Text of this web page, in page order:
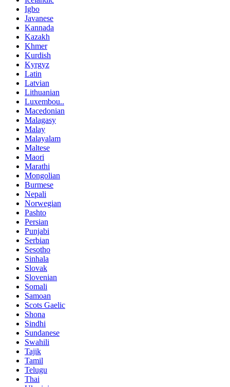
Igbo
Javanese
Kannada
Kazakh
Khmer
Kurdish
Kyrgyz
Latin
Latvian
Lithuanian
Luxembou..
Macedonian
Malagasy
Malay
Malayalam
Maltese
Maori
Marathi
Mongolian
Burmese
Nepali
Norwegian
Pashto
Persian
Punjabi
Serbian
Sesotho
Sinhala
Slovak
Slovenian
Somali
Samoan
Scots Gaelic
Shona
Sindhi
Sundanese
Swahili
Tajik
Tamil
Telugu
Thai